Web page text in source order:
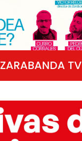
ZARABANDA TV